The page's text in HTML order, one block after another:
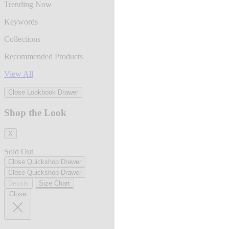
Trending Now
Keywords
Collections
Recommended Products
View All
Close Lookbook Drawer
Shop the Look
X
Sold Out
Close Quickshop Drawer
Close Quickshop Drawer
Size Chart
Close